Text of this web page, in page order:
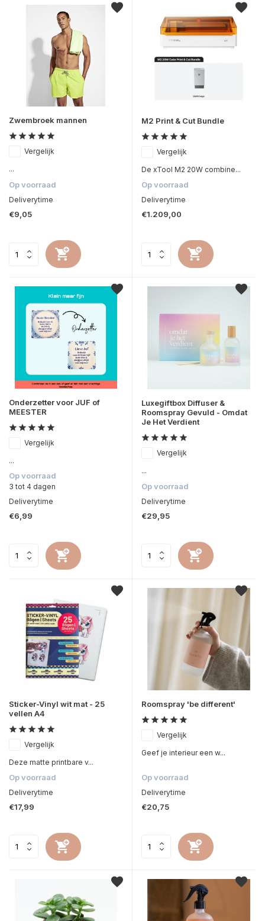
Zwembroek mannen
Vergelijk
...
Op voorraad
Deliverytime
€9,05
M2 Print & Cut Bundle
Vergelijk
De xTool M2 20W combine...
Op voorraad
Deliverytime
€1.209,00
Onderzetter voor JUF of
MEESTER
Vergelijk
...
Op voorraad
3 tot 4 dagen
Deliverytime
€6,99
Luxegiftbox Diffuser &
Roomspray Gevuld - Omdat
Je Het Verdient
Vergelijk
...
Op voorraad
Deliverytime
€29,95
Sticker-Vinyl wit mat - 25
vellen A4
Vergelijk
Deze matte printbare v...
Op voorraad
Deliverytime
€17,99
Roomspray 'be different'
Vergelijk
Geef je interieur een w...
Op voorraad
Deliverytime
€20,75